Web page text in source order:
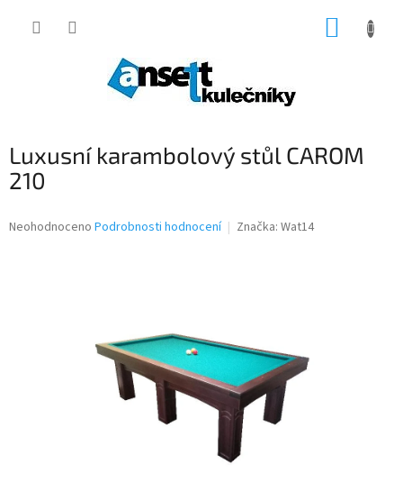
Luxusní karambolový stůl CAROM
210
Průměrné
Neohodnoceno Podrobnosti hodnocení Značka: Wat14